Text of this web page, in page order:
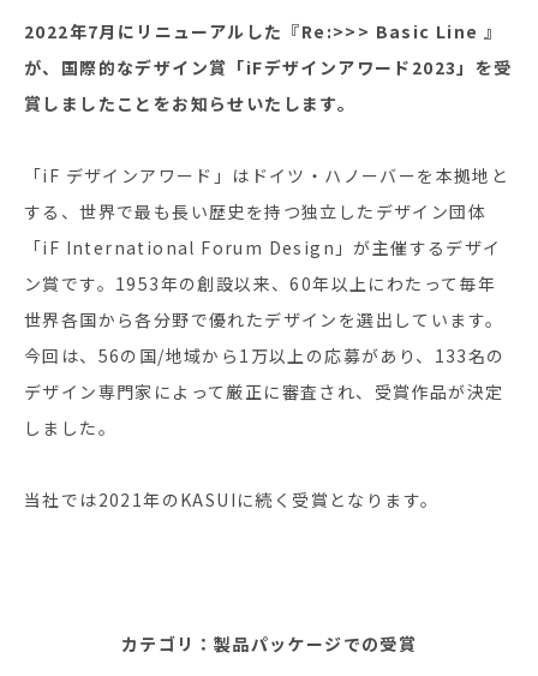
2022年7月にリニューアルした『Re:>>> Basic Line 』
が、国際的なデザイン賞「iFデザインアワード2023」を受
賞しましたことをお知らせいたします。
「iF デザインアワード」はドイツ・ハノーバーを本拠地と
する、世界で最も長い歴史を持つ独立したデザイン団体
「iF International Forum Design」が主催するデザイ
ン賞です。1953年の創設以来、60年以上にわたって毎年
世界各国から各分野で優れたデザインを選出しています。
今回は、56の国/地域から1万以上の応募があり、133名の
デザイン専門家によって厳正に審査され、受賞作品が決定
しました。
当社では2021年のKASUIに続く受賞となります。
カテゴリ：製品パッケージでの受賞